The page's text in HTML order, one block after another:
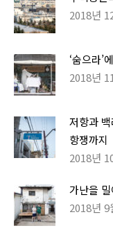
2018년
‘숨으라’
2018년
저항과
항쟁까지
2018년
가난을
2018년 9